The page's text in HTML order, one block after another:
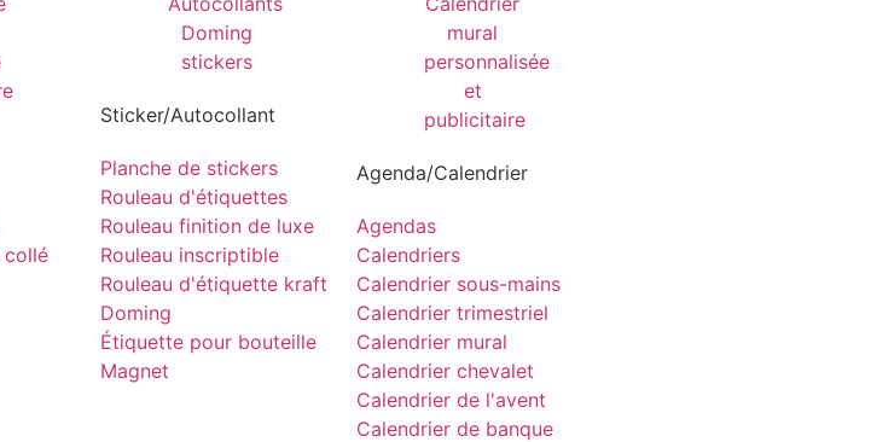
collé
Sticker/Autocollant
Planche de stickers
Rouleau d'étiquettes
Rouleau finition de luxe
Rouleau inscriptible
Rouleau d'étiquette kraft
Doming
Étiquette pour bouteille
Magnet
Agenda/Calendrier
Agendas
Calendriers
Calendrier sous-mains
Calendrier trimestriel
Calendrier mural
Calendrier chevalet
Calendrier de l'avent
Calendrier de banque